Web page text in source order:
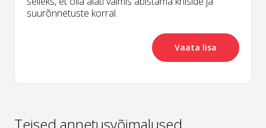
suurõnnetuste korral.
Vaata lisa